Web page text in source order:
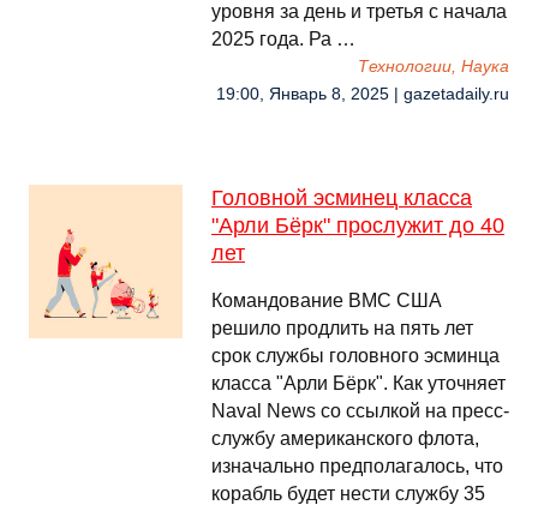
уровня за день и третья с начала
2025 года. Ра …
Технологии, Наука
19:00, Январь 8, 2025 | gazetadaily.ru
Головной эсминец класса
"Арли Бёрк" прослужит до 40
лет
Командование ВМС США
решило продлить на пять лет
срок службы головного эсминца
класса "Арли Бёрк". Как уточняет
Naval News со ссылкой на пресс-
службу американского флота,
изначально предполагалось, что
корабль будет нести службу 35